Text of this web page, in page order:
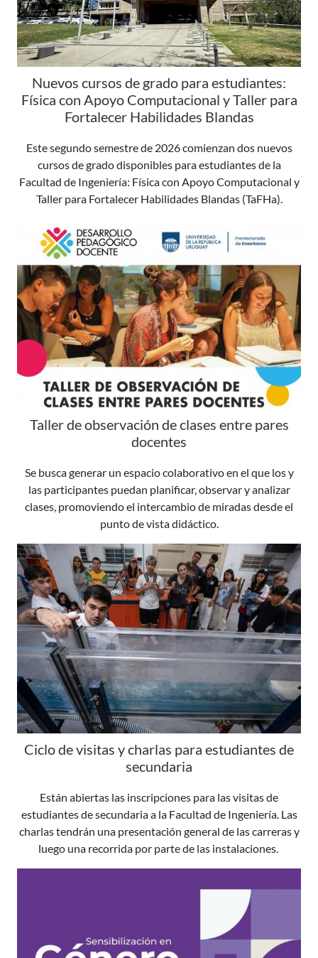
Nuevos cursos de grado para estudiantes:
Física con Apoyo Computacional y Taller para
Fortalecer Habilidades Blandas
Este segundo semestre de 2026 comienzan dos nuevos
cursos de grado disponibles para estudiantes de la
Facultad de Ingeniería: Física con Apoyo Computacional y
Taller para Fortalecer Habilidades Blandas (TaFHa).
Taller de observación de clases entre pares
docentes
Se busca generar un espacio colaborativo en el que los y
las participantes puedan planificar, observar y analizar
clases, promoviendo el intercambio de miradas desde el
punto de vista didáctico.
Ciclo de visitas y charlas para estudiantes de
secundaria
Están abiertas las inscripciones para las visitas de
estudiantes de secundaria a la Facultad de Ingeniería. Las
charlas tendrán una presentación general de las carreras y
luego una recorrida por parte de las instalaciones.